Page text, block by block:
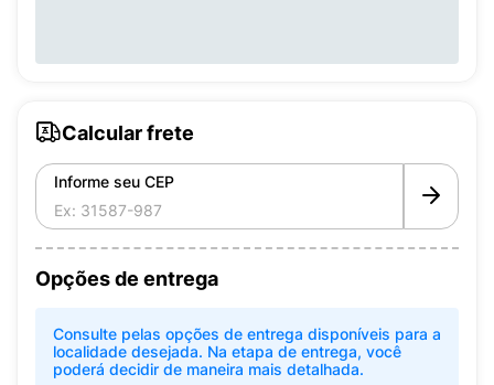
Calcular frete
Informe seu CEP
Opções de entrega
Consulte pelas opções de entrega disponíveis para a
localidade desejada. Na etapa de entrega, você
poderá decidir de maneira mais detalhada.